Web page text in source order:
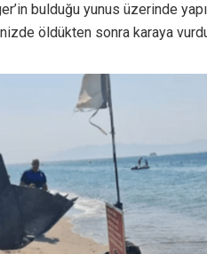
bulduğu yunus üzerinde
öldükten sonra karaya